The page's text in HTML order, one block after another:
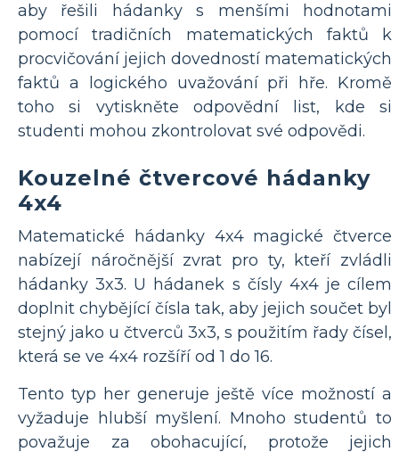
aby řešili hádanky s menšími hodnotami
pomocí tradičních matematických faktů k
procvičování jejich dovedností matematických
faktů a logického uvažování při hře. Kromě
toho si vytiskněte odpovědní list, kde si
studenti mohou zkontrolovat své odpovědi.
Kouzelné čtvercové hádanky
4x4
Matematické hádanky 4x4 magické čtverce
nabízejí náročnější zvrat pro ty, kteří zvládli
hádanky 3x3. U hádanek s čísly 4x4 je cílem
doplnit chybějící čísla tak, aby jejich součet byl
stejný jako u čtverců 3x3, s použitím řady čísel,
která se ve 4x4 rozšíří od 1 do 16.
Tento typ her generuje ještě více možností a
vyžaduje hlubší myšlení. Mnoho studentů to
považuje za obohacující, protože jejich